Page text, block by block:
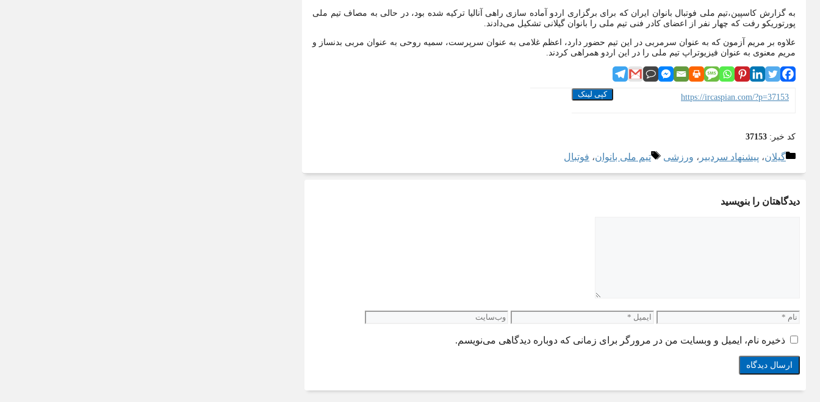
به گزارش کاسپین،تیم ملی فوتبال بانوان ایران که برای برگزاری اردو آماده سازی راهی آنالیا ترکیه شده بود، در حالی به مصاف تیم ملی
پورتوریکو رفت که چهار نفر از اعضای کادر فنی تیم ملی را بانوان گیلانی تشکیل می‌دادند.
علاوه بر مریم آزمون که به عنوان سرمربی در این تیم حضور دارد، اعظم غلامی به عنوان سرپرست، سمیه روحی به عنوان مربی بدنساز و
مریم معنوی به عنوان فیزیوتراپ تیم ملی را در این اردو همراهی کردند.
https://ircaspian.com/?p=37153 کپی لینک
کد خبر: 37153
دسته‌ها
گیلان، پیشنهاد سردبیر ، ورزشی برچسب‌ها
تیم ملی بانوان، فوتبال
دیدگاهتان را بنویسید
نام ایمیل وب‌سایت
ذخیره نام، ایمیل و وبسایت من در مرورگر برای زمانی که دوباره دیدگاهی می‌نویسم.